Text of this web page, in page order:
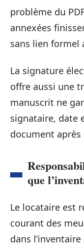
problème du
annexées
sans lien formel
La signature
offre aussi une
manuscrit ne
signataire, date
document
que
Le locataire est
courant des
dans